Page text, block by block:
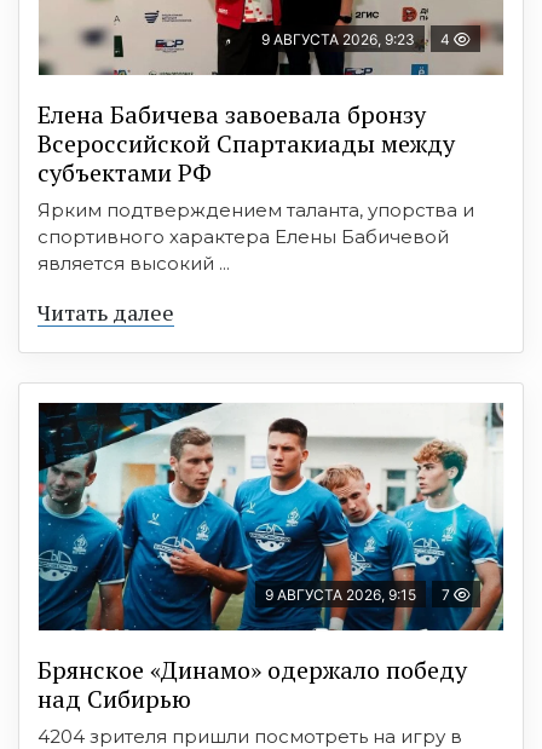
9 АВГУСТА 2026, 9:23 4
Елена Бабичева завоевала бронзу
Всероссийской Спартакиады между
субъектами РФ
Ярким подтверждением таланта, упорства и
спортивного характера Елены Бабичевой
является высокий ...
Читать далее
9 АВГУСТА 2026, 9:15 7
Брянское «Динамо» одержало победу
над Сибирью
4204 зрителя пришли посмотреть на игру в